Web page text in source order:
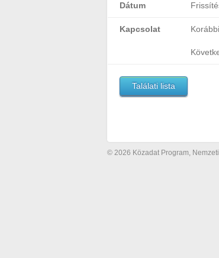
Dátum
Kapcsolat
Találati lista
© 2026 Közadat Program,